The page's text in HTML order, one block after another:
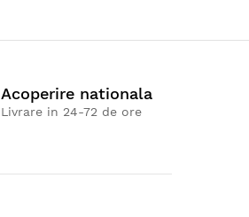
Acoperire nationala
Livrare in 24-72 de ore